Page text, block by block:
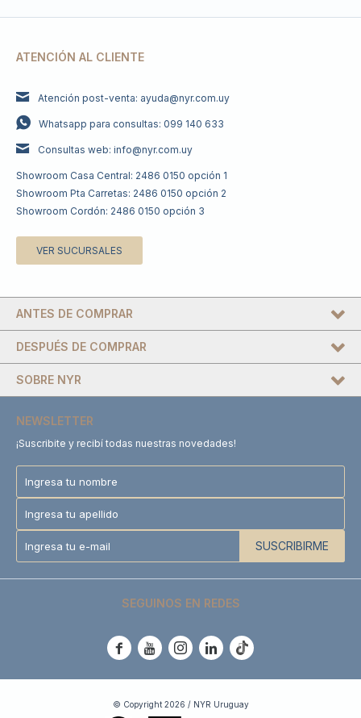
ATENCIÓN AL CLIENTE
Atención post-venta: ayuda@nyr.com.uy
Whatsapp para consultas: 099 140 633
Consultas web: info@nyr.com.uy
Showroom Casa Central: 2486 0150 opción 1
Showroom Pta Carretas: 2486 0150 opción 2
Showroom Cordón: 2486 0150 opción 3
VER SUCURSALES
DESPUÉS DE COMPRAR
SOBRE NYR
ANTES DE COMPRAR
NEWSLETTER
¡Suscribite y recibí todas nuestras novedades!
SUSCRIBIRME
SEGUINOS EN REDES
    
© Copyright 2026 / NYR Uruguay